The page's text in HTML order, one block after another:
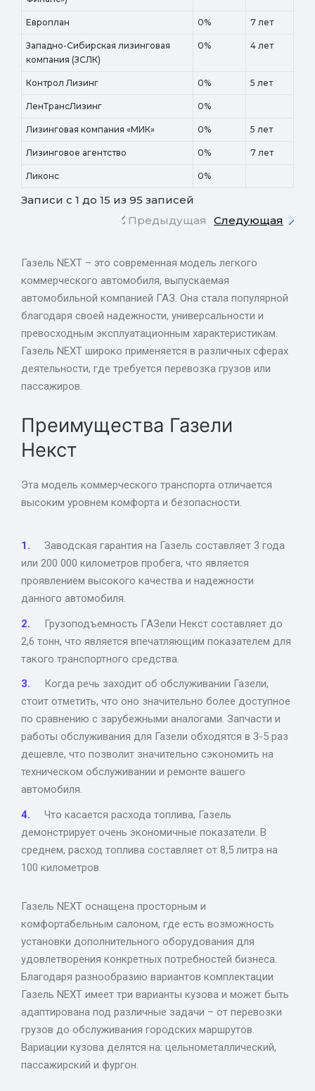
Европлан 0% 7 лет
Западно-Сибирская лизинговая
компания (ЗСЛК)
0% 4 лет
Контрол Лизинг 0% 5 лет
ЛенТрансЛизинг 0%
Лизинговая компания «МИК» 0% 5 лет
Лизинговое агентство 0% 7 лет
Ликонс 0%
Записи с 1 до 15 из 95 записей
Предыдущая
Следующая
Газель NEXT – это современная модель легкого
коммерческого автомобиля, выпускаемая
автомобильной компанией ГАЗ. Она стала популярной
благодаря своей надежности, универсальности и
превосходным эксплуатационным характеристикам.
Газель NEXT широко применяется в различных сферах
деятельности, где требуется перевозка грузов или
пассажиров.
Преимущества Газели
Некст
Эта модель коммерческого транспорта отличается
высоким уровнем комфорта и безопасности.
Заводская гарантия на Газель составляет 3 года
или 200 000 километров пробега, что является
проявлением высокого качества и надежности
данного автомобиля.
Грузоподъемность ГАЗели Некст составляет до
2,6 тонн, что является впечатляющим показателем для
такого транспортного средства.
Когда речь заходит об обслуживании Газели,
стоит отметить, что оно значительно более доступное
по сравнению с зарубежными аналогами. Запчасти и
работы обслуживания для Газели обходятся в 3-5 раз
дешевле, что позволит значительно сэкономить на
техническом обслуживании и ремонте вашего
автомобиля.
Что касается расхода топлива, Газель
демонстрирует очень экономичные показатели. В
среднем, расход топлива составляет от 8,5 литра на
100 километров.
Газель NEXT оснащена просторным и
комфортабельным салоном, где есть возможность
установки дополнительного оборудования для
удовлетворения конкретных потребностей бизнеса.
Благодаря разнообразию вариантов комплектации
Газель NEXT имеет три варианты кузова и может быть
адаптирована под различные задачи – от перевозки
грузов до обслуживания городских маршрутов.
Вариации кузова делятся на: цельнометаллический,
пассажирский и фургон.